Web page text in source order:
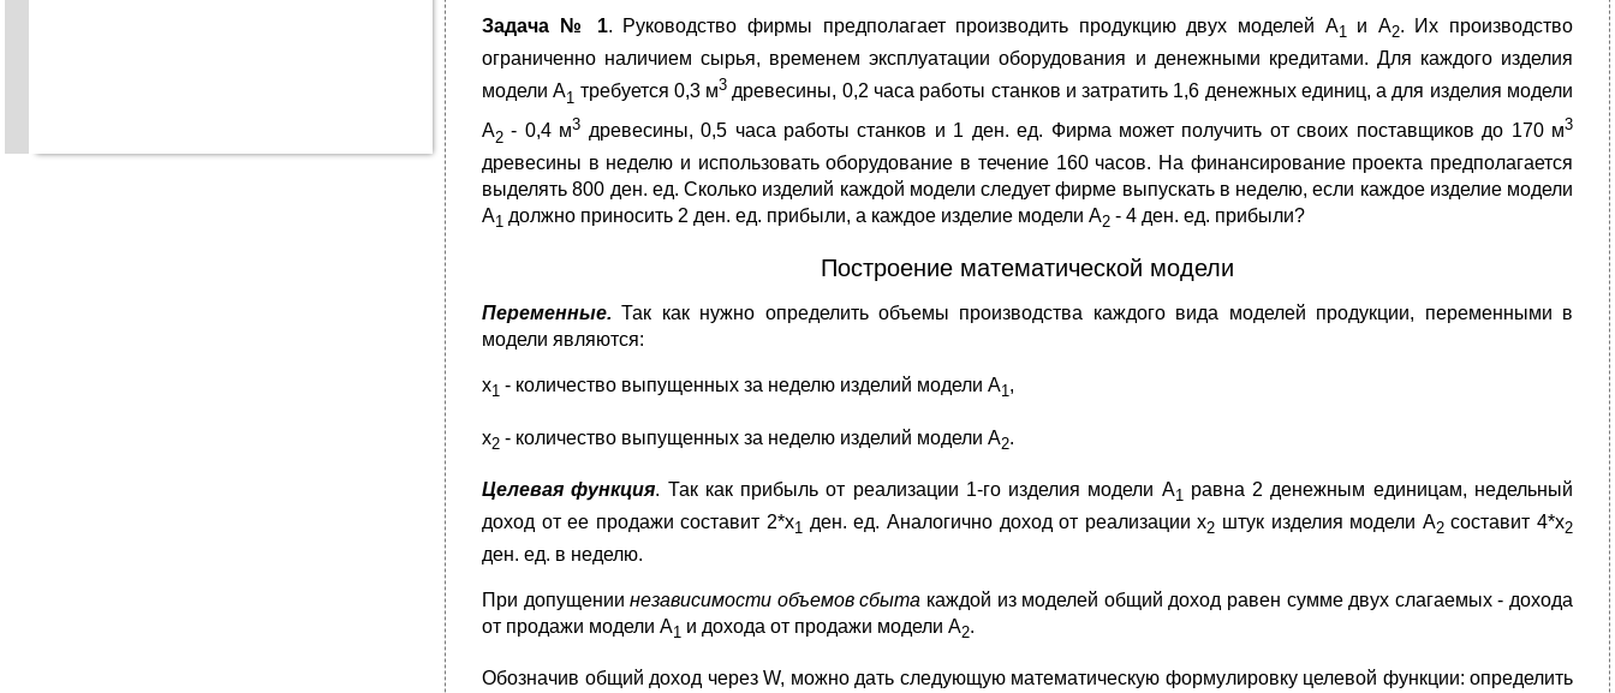
Задача № 1. Руководство фирмы предполагает производить продукцию двух моделей А1 и А2. Их производство
ограниченно наличием сырья, временем эксплуатации оборудования и денежными кредитами. Для каждого изделия
модели А1 требуется 0,3 м3 древесины, 0,2 часа работы станков и затратить 1,6 денежных единиц, а для изделия модели
А2 - 0,4 м3 древесины, 0,5 часа работы станков и 1 ден. ед. Фирма может получить от своих поставщиков до 170 м3
древесины в неделю и использовать оборудование в течение 160 часов. На финансирование проекта предполагается
выделять 800 ден. ед. Сколько изделий каждой модели следует фирме выпускать в неделю, если каждое изделие модели
А1 должно приносить 2 ден. ед. прибыли, а каждое изделие модели А2 - 4 ден. ед. прибыли?
Построение математической модели
Переменные. Так как нужно определить объемы производства каждого вида моделей продукции, переменными в
модели являются:
х1 - количество выпущенных за неделю изделий модели А1,
х2 - количество выпущенных за неделю изделий модели А2.
Целевая функция. Так как прибыль от реализации 1-го изделия модели А1
равна 2 денежным единицам, недельный
доход от ее продажи составит 2*х1 ден. ед. Аналогично доход от реализации х2 штук изделия модели А2составит 4*х2
ден. ед. в неделю.
При допущениинезависимости объемов сбыта каждой из моделей общий доход равен сумме двух слагаемых - дохода
от продажи модели А1 и дохода от продажи модели А2.
Обозначив общий доход через W, можно дать следующую математическую формулировку целевой функции: определить